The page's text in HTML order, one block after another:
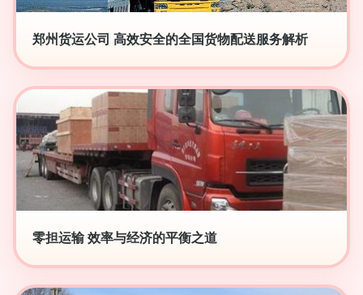
郑州货运公司 高效安全的全国货物配送服务解析
零担运输 效率与经济的平衡之道